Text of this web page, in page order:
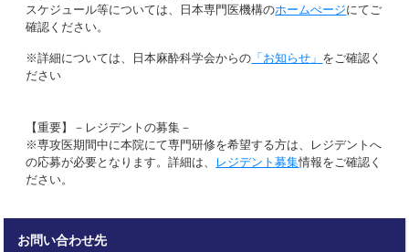
スケジュール等については、日本専門医機構のホームぺージにてご
確認ください。
※詳細については、日本麻酔科学会からの 「お知らせ」 をご確認く
ださい
【重要】－レジデントの募集－
※専攻医期間中に本院にて専門研修を希望する方は、レジデントへ
の応募が必要となります。詳細は、
レジデント募集情報をご確認く
ださい。
お問い合わせ先